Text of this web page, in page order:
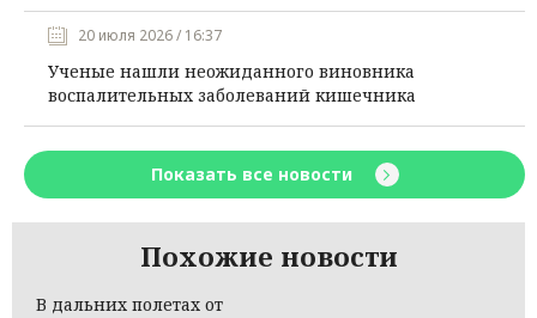
20 июля 2026 / 16:37
Ученые нашли неожиданного виновника
воспалительных заболеваний кишечника
Показать все новости
Похожие новости
В дальних полетах от